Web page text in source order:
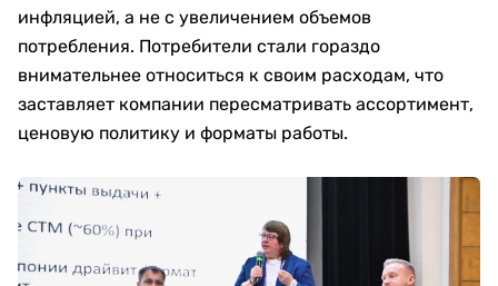
инфляцией, а не с увеличением объемов
потребления. Потребители стали гораздо
внимательнее относиться к своим расходам, что
заставляет компании пересматривать ассортимент,
ценовую политику и форматы работы.